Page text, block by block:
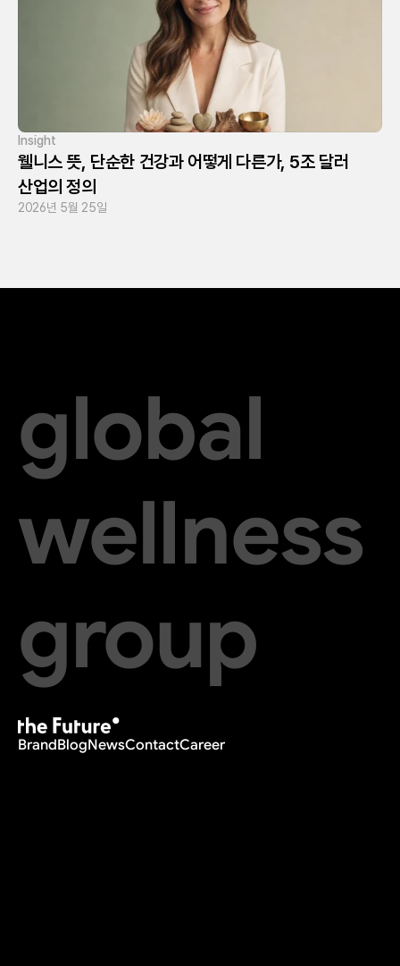
Insight
웰니스 뜻, 단순한 건강과 어떻게 다른가, 5조 달러
산업의 정의
2026년 5월 25일
global
wellness
group
BrandBlogNewsContactCareer